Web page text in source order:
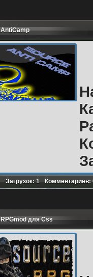
AntiCamp
Загрузок: 1 Комментариев:
RPGmod для Css